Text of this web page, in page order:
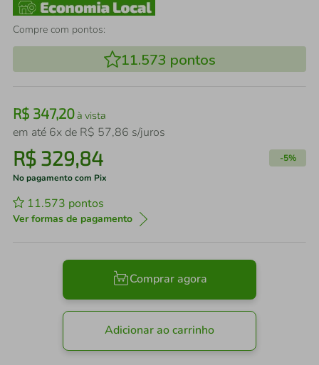
Compre com pontos:
11.573 pontos
R$ 347,20à vista
em até 6x de R$ 57,86 s/juros
R$ 329,84 -5%
No pagamento com Pix
11.573 pontos
Ver formas de pagamento
Comprar agora
Adicionar ao carrinho